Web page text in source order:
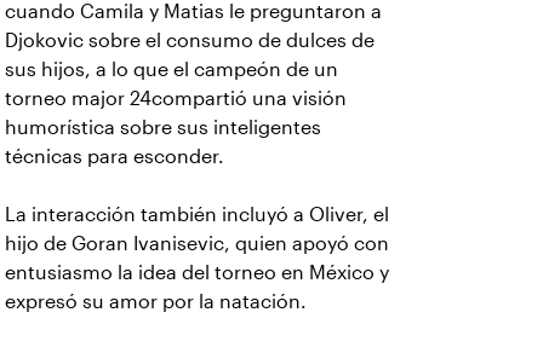
cuando Camila y Matias le preguntaron a
Djokovic sobre el consumo de dulces de
sus hijos, a lo que el campeón de un
torneo major 24compartió una visión
humorística sobre sus inteligentes
técnicas para esconder.
La interacción también incluyó a Oliver, el
hijo de Goran Ivanisevic, quien apoyó con
entusiasmo la idea del torneo en México y
expresó su amor por la natación.